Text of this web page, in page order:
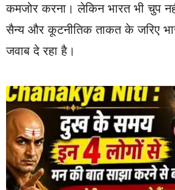
कमजोर करना। लेकिन भारत भी चुप
सैन्य और कूटनीतिक ताकत के जरिए
जवाब दे रहा है।